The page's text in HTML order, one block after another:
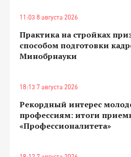
11:03 8 августа 2026
Практика на стройках
способом подготовки
Минобрнауки
18:13 7 августа 2026
Рекордный интерес
профессиям: итоги
«Профессионалитета»